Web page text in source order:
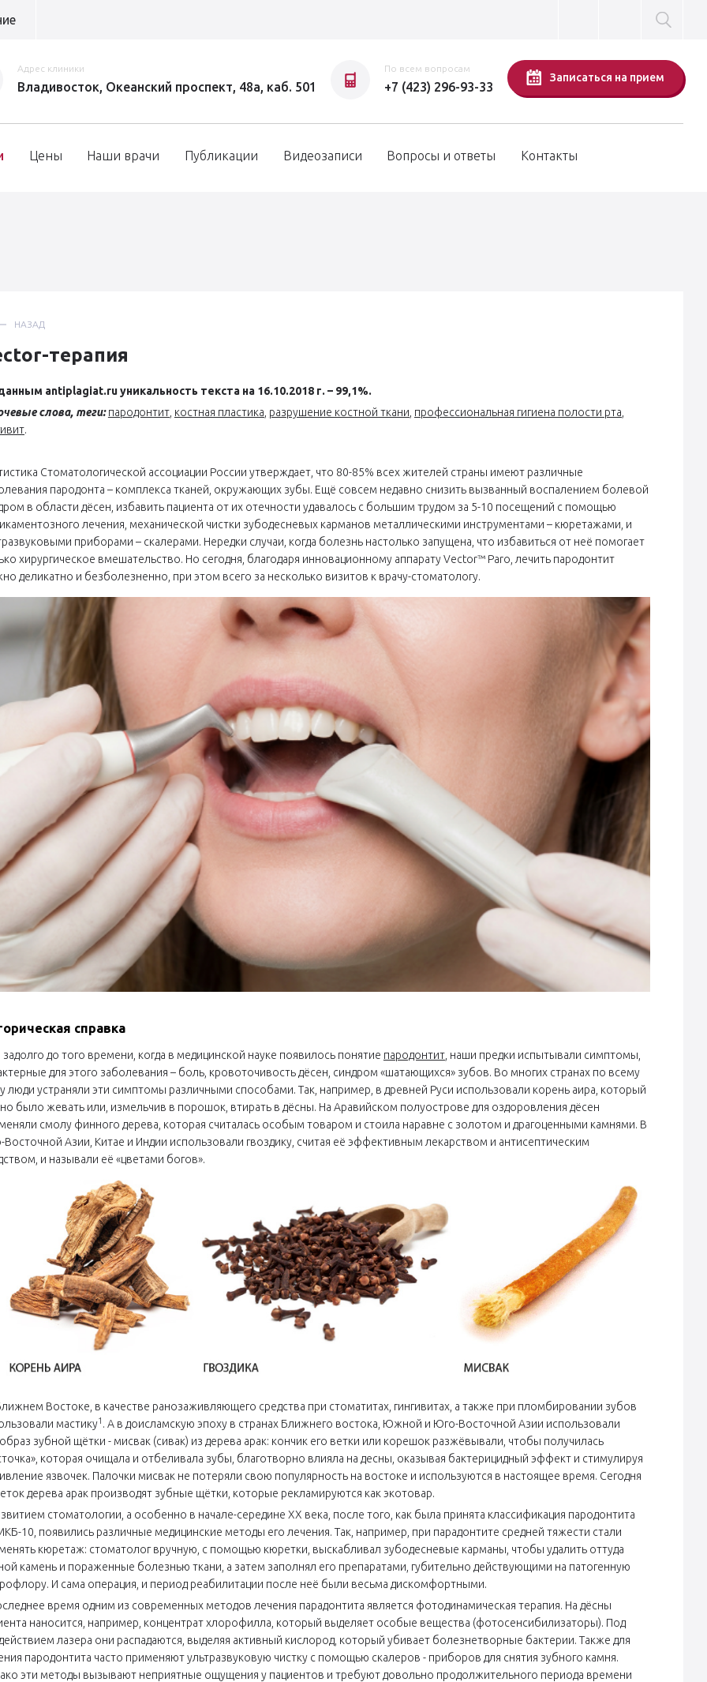
Адрес клиники
Владивосток, Океанский проспект, 48а, каб. 501
По всем вопросам
+7 (423) 296-93-33
Записаться на прием
Цены Наши врачи Публикации Видеозаписи Вопросы и ответы Контакты
НАЗАД
терапия
antiplagiat.ru уникальность текста на 16.10.2018 г. – 99,1%.
слова, теги: пародонтит, костная пластика разрушение костной ткани профессиональная гигиена полости рта
.
Стоматологической ассоциации России утверждает, что 80-85% всех жителей страны имеют различные
пародонта – комплекса тканей, окружающих зубы. Ещё совсем недавно снизить вызванный воспалением болевой
в области дёсен, избавить пациента от их отечности удавалось с большим трудом за 5-10 посещений с помощью
лечения, механической чистки зубодесневых карманов металлическими инструментами – кюретажами, и
приборами – скалерами. Нередки случаи, когда болезнь настолько запущена, что избавиться от неё помогает
хирургическое вмешательство. Но сегодня, благодаря инновационному аппарату Vector™ Paro, лечить пародонтит
деликатно и безболезненно, при этом всего за несколько визитов к врачу-стоматологу.
справка
до того времени, когда в медицинской науке появилось понятие пародонтит, наши предки испытывали симптомы,
для этого заболевания – боль, кровоточивость дёсен, синдром «шатающихся» зубов. Во многих странах по всему
люди устраняли эти симптомы различными способами. Так, например, в древней Руси использовали корень аира, который
было жевать или, измельчив в порошок, втирать в дёсны. На Аравийском полуострове для оздоровления дёсен
смолу финного дерева, которая считалась особым товаром и стоила наравне с золотом и драгоценными камнями. В
Азии, Китае и Индии использовали гвоздику, считая её эффективным лекарством и антисептическим
и называли её «цветами богов».
Востоке, в качестве ранозаживляющего средства при стоматитах, гингивитах, а также при пломбировании зубов
мастику1 . А в доисламскую эпоху в странах Ближнего востока, Южной и Юго-Восточной Азии использовали
зубной щётки - мисвак (сивак) из дерева арак: кончик его ветки или корешок разжёвывали, чтобы получилась
которая очищала и отбеливала зубы, благотворно влияла на десны, оказывая бактерицидный эффект и стимулируя
язвочек. Палочки мисвак не потеряли свою популярность на востоке и используются в настоящее время. Сегодня
дерева арак производят зубные щётки, которые рекламируются как экотовар.
стоматологии, а особенно в начале-середине ХХ века, после того, как была принята классификация пародонтита
10, появились различные медицинские методы его лечения. Так, например, при парадонтите средней тяжести стали
кюретаж: стоматолог вручную, с помощью кюретки, выскабливал зубодесневые карманы, чтобы удалить оттуда
камень и пораженные болезнью ткани, а затем заполнял его препаратами, губительно действующими на патогенную
И сама операция, и период реабилитации после неё были весьма дискомфортными.
время одним из современных методов лечения парадонтита является фотодинамическая терапия. На дёсны
наносится, например, концентрат хлорофилла, который выделяет особые вещества (фотосенсибилизаторы). Под
лазера они распадаются, выделяя активный кислород, который убивает болезнетворные бактерии. Также для
пародонтита часто применяют ультразвуковую чистку с помощью скалеров - приборов для снятия зубного камня.
эти методы вызывают неприятные ощущения у пациентов и требуют довольно продолжительного периода времени